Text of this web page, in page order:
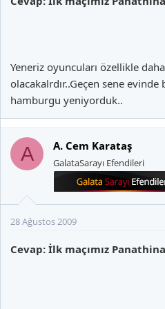
Yeneriz oyuncuları özellikle
olacakalrdır..Geçen sene
hamburgu yeniyorduk..
A A. Cem Karataş
GalataSarayı Efendileri
28 Ağustos 2009
Cevap: İlk maçımız